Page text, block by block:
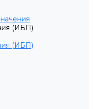
(ИБП)
(ИБП)